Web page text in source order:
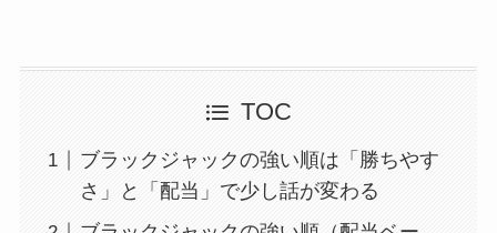
TOC
ブラックジャックの強い順は「勝ちやす
さ」と「配当」で少し話が変わる